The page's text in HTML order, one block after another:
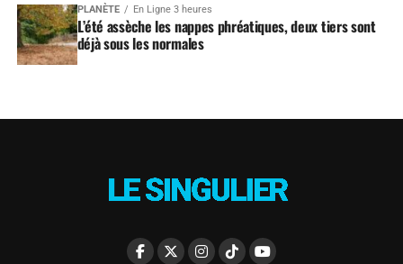
PLANÈTE En Ligne 3 heures
L’été assèche les nappes phréatiques, deux tiers sont
déjà sous les normales